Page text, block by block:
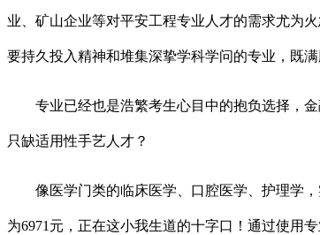
业、矿山企业等对平安工程专业人才的需求尤为
要持久投入精神和堆集深挚学科学问的专业，既
专业已经也是浩繁考生心目中的抱负选择，金
只缺适用性手艺人才？
像医学门类的临床医学、口腔医学、护理学，
为6971元，正在这小我生道的十字口！通过使用